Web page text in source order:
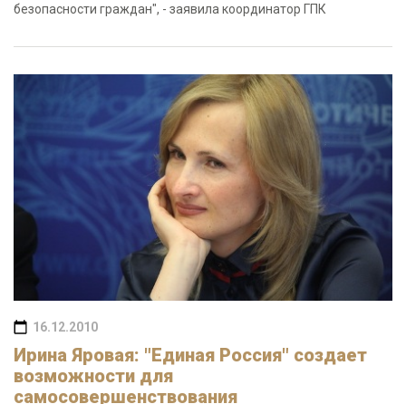
безопасности граждан", - заявила координатор ГПК
16.12.2010
Ирина Яровая: "Единая Россия" создает
возможности для
самосовершенствования